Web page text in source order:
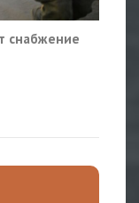
снабжение